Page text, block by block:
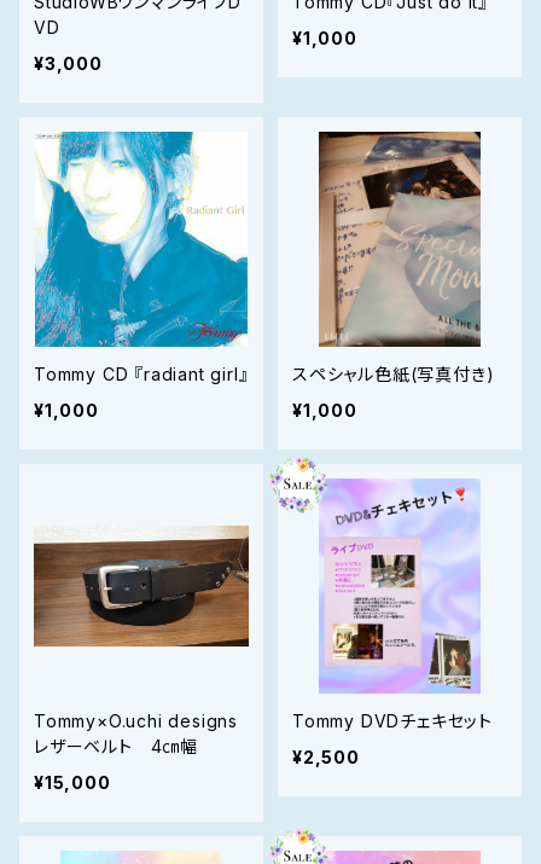
VD
¥3,000
¥1,000
Tommy CD 『radiant girl』
¥1,000
スペシャル色紙(写真付き)
¥1,000
Tommy×O.uchi designs
レザーベルト 4㎝幅
¥15,000
Tommy DVDチェキセット
¥2,500